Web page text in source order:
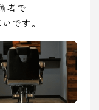
者で
です。